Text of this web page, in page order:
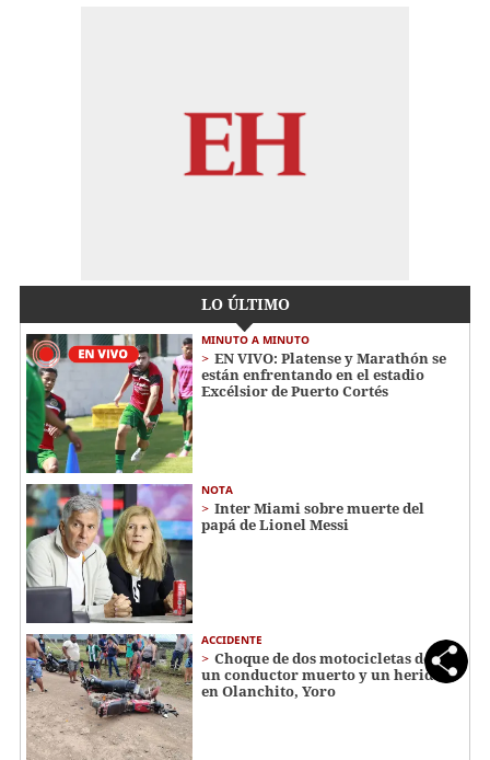
LO ÚLTIMO
MINUTO A MINUTO
EN VIVO: Platense y Marathón se
están enfrentando en el estadio
Excélsior de Puerto Cortés
NOTA
Inter Miami sobre muerte del
papá de Lionel Messi
ACCIDENTE
Choque de dos motocicletas deja
un conductor muerto y un herido
en Olanchito, Yoro